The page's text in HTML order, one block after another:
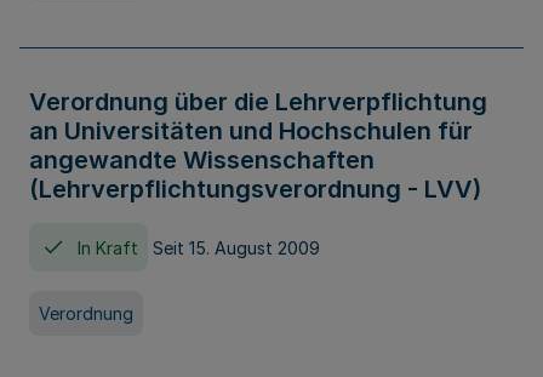
Verordnung über die Lehrverpflichtung
an Universitäten und Hochschulen für
angewandte Wissenschaften
(Lehrverpflichtungsverordnung - LVV)
In Kraft Seit 15. August 2009
Verordnung